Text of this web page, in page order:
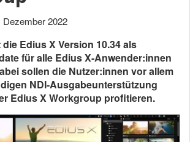
Dezember 2022
Edius X Version 10.34 als
für alle Edius X-Anwender:innen
sollen die Nutzer:innen vor allem
NDI-Ausgabeunterstützung
Edius X Workgroup profitieren.